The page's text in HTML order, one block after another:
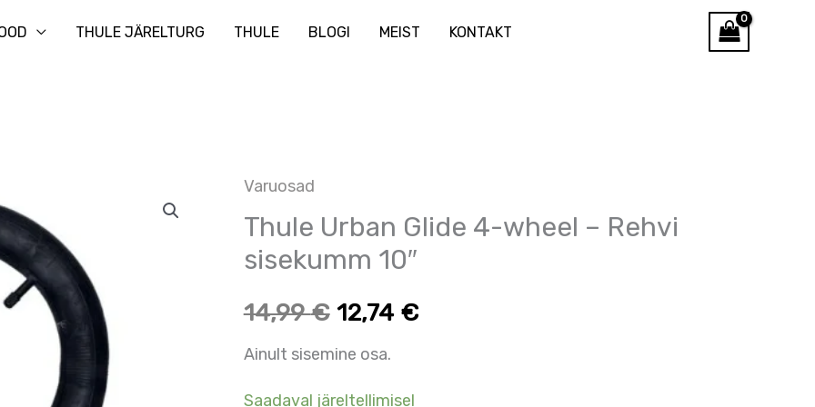
THULE JÄRELTURG THULE BLOGI MEIST KONTAKT
Varuosad
Thule Urban Glide 4-wheel – Rehvi
sisekumm 10″
Algne
hind
14,99€
hind
12,74 €
Ainult sisemine osa.
Saadaval järeltellimisel
Thule
Urban
Glide
wheel
sisekumm